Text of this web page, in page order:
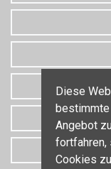
Diese
bestimmte
Angebot
fortfahren,
Cookies